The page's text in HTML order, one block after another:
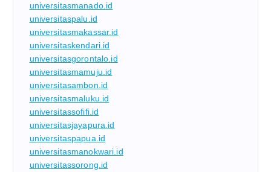
universitasmanado.id
universitaspalu.id
universitasmakassar.id
universitaskendari.id
universitasgorontalo.id
universitasmamuju.id
universitasambon.id
universitasmaluku.id
universitassofifi.id
universitasjayapura.id
universitaspapua.id
universitasmanokwari.id
universitassorong.id